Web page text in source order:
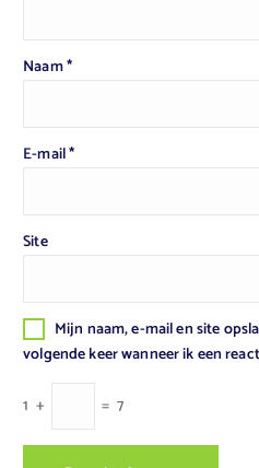
Naam*
E-mail*
Site
Mijn naam, e-mail en site
volgende keer wanneer ik een
1 + = 7